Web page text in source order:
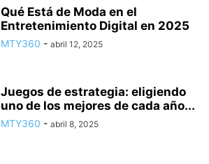
Qué Está de Moda en el
Entretenimiento Digital en 2025
MTY360 - abril 12, 2025
Juegos de estrategia: eligiendo
uno de los mejores de cada año...
MTY360 - abril 8, 2025